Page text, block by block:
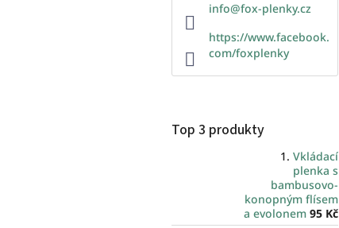
info@fox-plenky.cz
https://www.facebook.
com/foxplenky
Top 3 produkty
Vkládací
plenka s
bambusovo-
konopným flísem
a evolonem 95 Kč